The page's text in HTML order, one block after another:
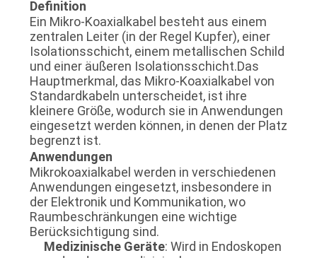
NEUIGKEITEN
RECHTSSACHEN
BITTE
EIN
ANGEBOT
SITEMAP
Definition
Ein Mikro-Koaxialkabel besteht aus einem
zentralen Leiter (in der Regel Kupfer), einer
Isolationsschicht, einem metallischen Schild
und einer äußeren Isolationsschicht.Das
Hauptmerkmal, das Mikro-Koaxialkabel von
Standardkabeln unterscheidet, ist ihre
kleinere Größe, wodurch sie in Anwendungen
eingesetzt werden können, in denen der Platz
begrenzt ist.
Anwendungen
Mikrokoaxialkabel werden in verschiedenen
Anwendungen eingesetzt, insbesondere in
der Elektronik und Kommunikation, wo
Raumbeschränkungen eine wichtige
Berücksichtigung sind.
Medizinische Geräte: Wird in Endoskopen